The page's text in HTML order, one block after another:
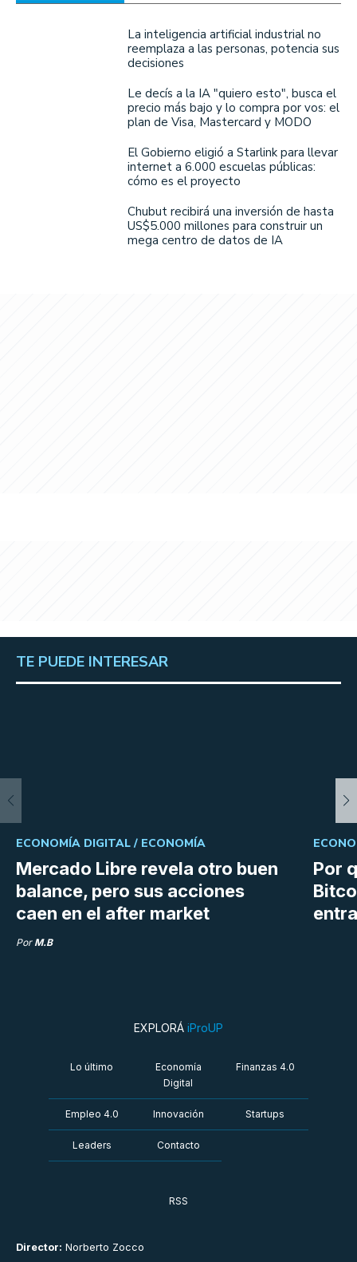
La inteligencia artificial industrial no
reemplaza a las personas, potencia sus
decisiones
Le decís a la IA "quiero esto", busca el
precio más bajo y lo compra por vos: el
plan de Visa, Mastercard y MODO
El Gobierno eligió a Starlink para llevar
internet a 6.000 escuelas públicas:
cómo es el proyecto
Chubut recibirá una inversión de hasta
US$5.000 millones para construir un
mega centro de datos de IA
TE PUEDE INTERESAR
Mercado Libre revela otro buen
balance, pero sus acciones
caen en el after market
ECONOMÍA DIGITAL / ECONOMÍA
Por M.B
Por
Director: Norberto Zocco
EXPLORÁ iProUP
Lo último
Economía
Digital
Finanzas 4.0
Empleo 4.0 Innovación Startups
Leaders Contacto
RSS